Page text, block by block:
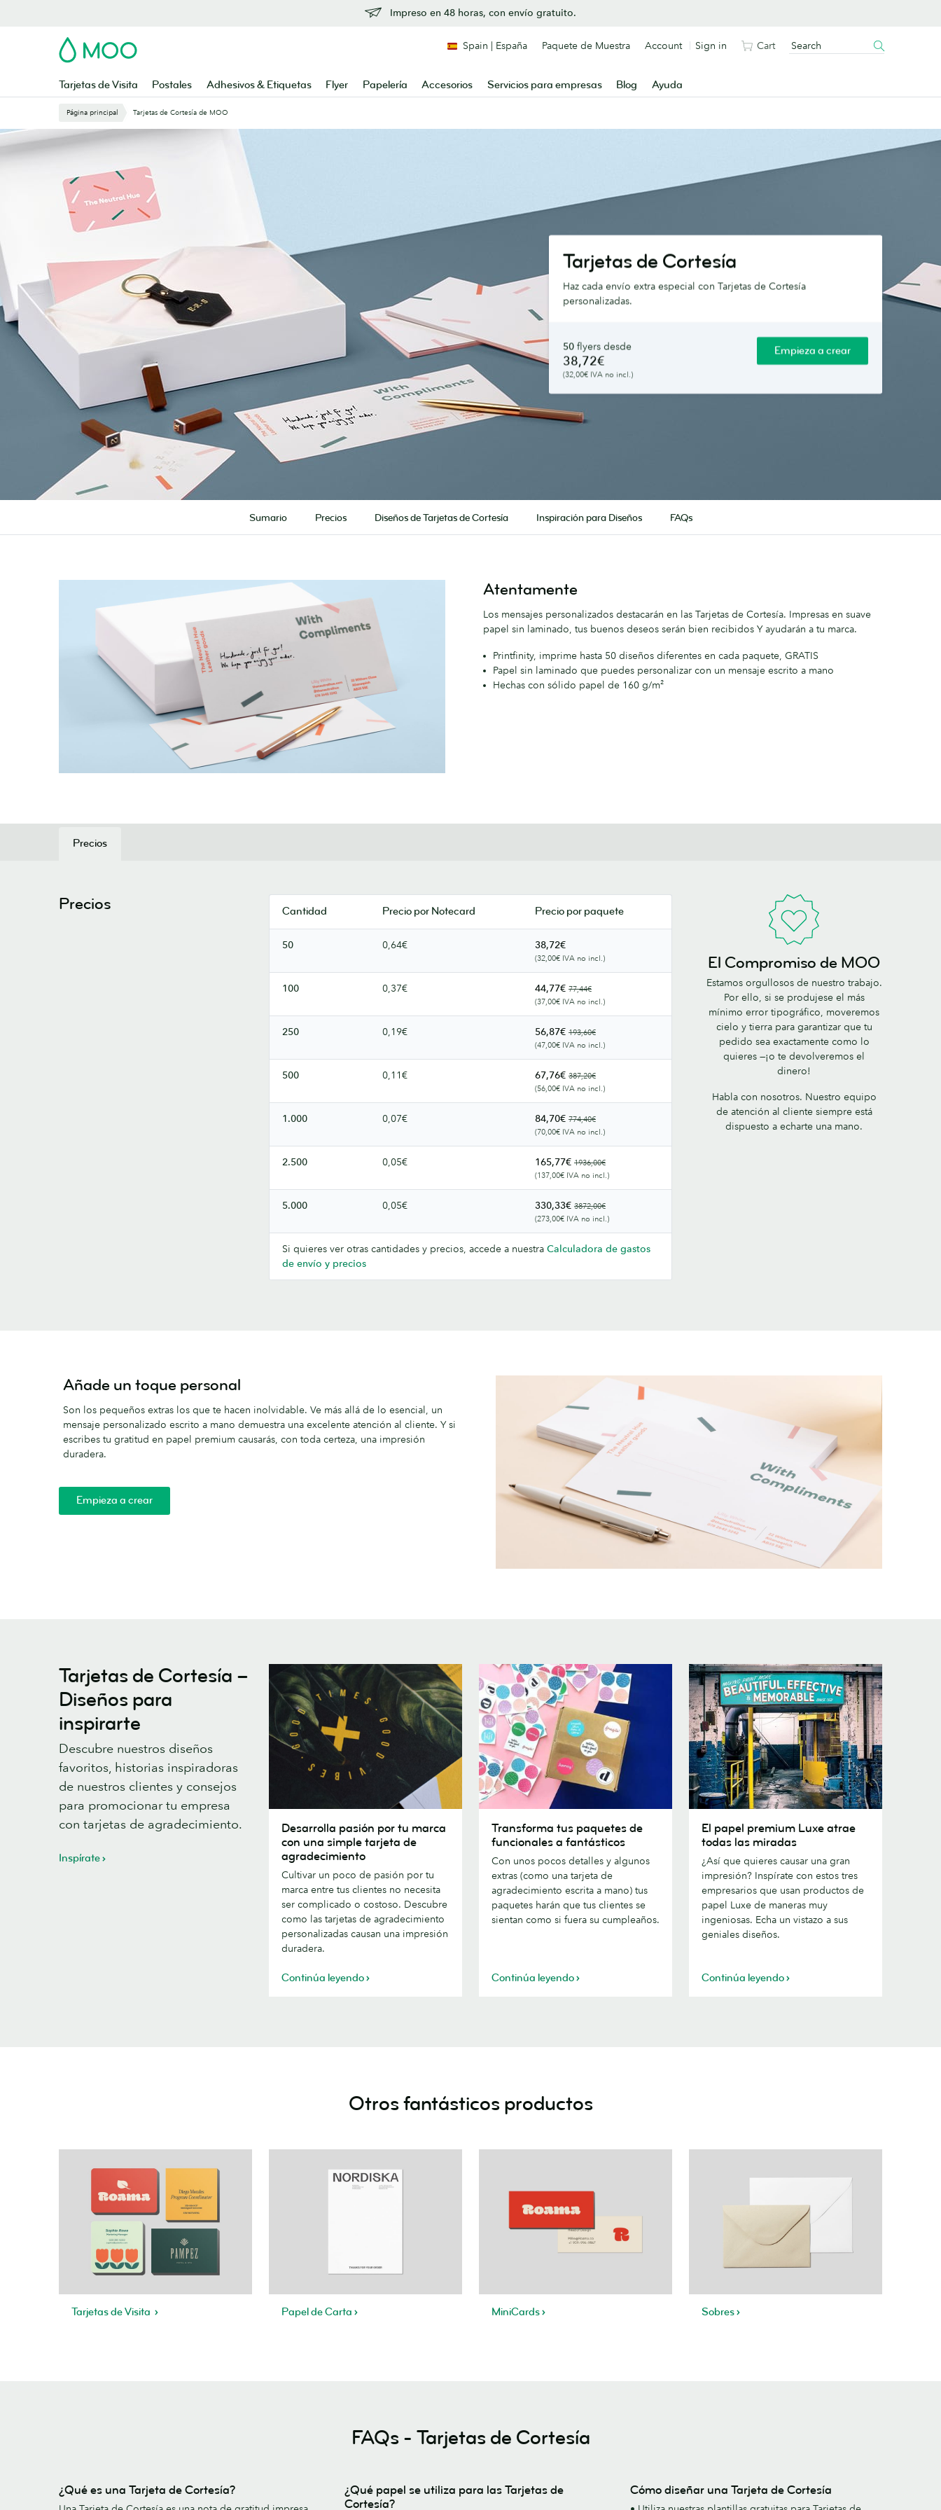
Impreso en 48 horas, con envío gratuito.
MOO
Tarjetas de Visita Postales Adhesivos & Etiquetas Flyer Papelería Accesorios Servicios para empresas Blog Ayuda
Spain | España Paquete de Muestra Account Sign in Cart
Página principal Tarjetas de Cortesía de MOO
Tarjetas de Cortesía
Haz cada envío extra especial con Tarjetas de Cortesía
personalizadas.
50 flyers desde
38,72€
(32,00€ IVA no incl.)
Empieza a crear
Sumario Precios Diseños de Tarjetas de Cortesía Inspiración para Diseños FAQs
Atentamente
Los mensajes personalizados destacarán en las Tarjetas de Cortesía. Impresas en suave
papel sin laminado, tus buenos deseos serán bien recibidos Y ayudarán a tu marca.
Printfinity, imprime hasta 50 diseños diferentes en cada paquete, GRATIS
Papel sin laminado que puedes personalizar con un mensaje escrito a mano
Hechas con sólido papel de 160 g/m²
Precios
Precios Cantidad Precio por Notecard Precio por paquete
50 0,64€ 38,72€
(32,00€ IVA no incl.)
100 0,37€ 44,77€ 77,44€
(37,00€ IVA no incl.)
250 0,19€ 56,87€ 193,60€
(47,00€ IVA no incl.)
500 0,11€ 67,76€ 387,20€
(56,00€ IVA no incl.)
1.000 0,07€ 84,70€ 774,40€
(70,00€ IVA no incl.)
2.500 0,05€ 165,77€ 1936,00€
(137,00€ IVA no incl.)
5.000 0,05€ 330,33€ 3872,00€
(273,00€ IVA no incl.)
Si quieres ver otras cantidades y precios, accede a nuestra Calculadora de gastos
de envío y precios
El Compromiso de MOO
Estamos orgullosos de nuestro trabajo.
Por ello, si se produjese el más
mínimo error tipográfico, moveremos
cielo y tierra para garantizar que tu
pedido sea exactamente como lo
quieres —¡o te devolveremos el
dinero!
Habla con nosotros. Nuestro equipo
de atención al cliente siempre está
dispuesto a echarte una mano.
Añade un toque personal
Son los pequeños extras los que te hacen inolvidable. Ve más allá de lo esencial, un
mensaje personalizado escrito a mano demuestra una excelente atención al cliente. Y si
escribes tu gratitud en papel premium causarás, con toda certeza, una impresión
duradera.
Empieza a crear
Tarjetas de Cortesía –
Diseños para
inspirarte
Descubre nuestros diseños
favoritos, historias inspiradoras
de nuestros clientes y consejos
para promocionar tu empresa
con tarjetas de agradecimiento.
Inspírate
pasión
por
con
una
simple
tarjeta
agradecimiento
Desarrolla pasión por tu marca
con una simple tarjeta de
agradecimiento
Cultivar un poco de pasión por tu
marca entre tus clientes no necesita
ser complicado o costoso. Descubre
como las tarjetas de agradecimiento
personalizadas causan una impresión
duradera.
Continúa leyendo
paquetes
funcionales
fantásticos
Transforma tus paquetes de
funcionales a fantásticos
Con unos pocos detalles y algunos
extras (como una tarjeta de
agradecimiento escrita a mano) tus
paquetes harán que tus clientes se
sientan como si fuera su cumpleaños.
Continúa leyendo
papel
premium
Luxe
atrae
todas
miradas
El papel premium Luxe atrae
todas las miradas
¿Así que quieres causar una gran
impresión? Inspírate con estos tres
empresarios que usan productos de
papel Luxe de maneras muy
ingeniosas. Echa un vistazo a sus
geniales diseños.
Continúa leyendo
Otros fantásticos productos
Tarjetas de Visita Papel de Carta MiniCards Sobres
FAQs - Tarjetas de Cortesía
¿Qué es una Tarjeta de Cortesía?
¿Qué papel se utiliza para las Tarjetas de
Cortesía?
Cómo diseñar una Tarjeta de Cortesía